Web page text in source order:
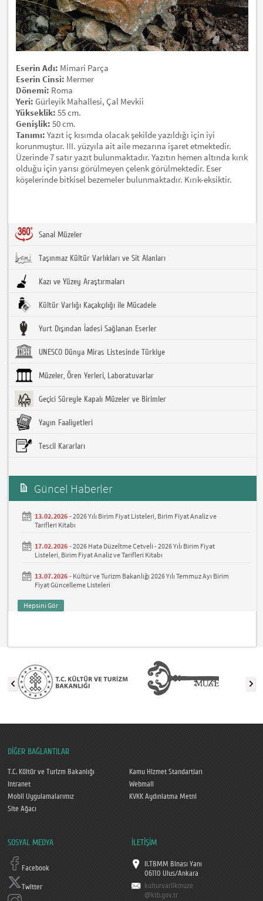
Eserin Adı: Mimari Parça
Eserin Cinsi: Mermer
Dönemi: Roma
Yeri:Gürleyik Mahallesi, Çal Mevkii
Yükseklik: 55 cm.
Genişlik: 50 cm.
Tanımı: Yazıt iç kısımda olacak şekilde yazıldığı için iyi
korunmuştur. III. yüzyıla ait aile mezarına işaret etmektedir.
Üzerinde 7 satır yazıt bulunmaktadır. Yazıtın hemen altında kırık
olduğu için yarısı görülmeyen çelenk görülmektedir. Eser
köşelerinde bitkisel bezemeler bulunmaktadır. Kırık-eksiktir.
Sanal Müzeler
Taşınmaz Kültür Varlıkları ve Sit Alanları
Kazı ve Yüzey Araştırmaları
Kültür Varlığı Kaçakçılığı ile Mücadele
Yurt Dışından İadesi Sağlanan Eserler
UNESCO Dünya Miras Listesinde Türkiye
Müzeler, Ören Yerleri, Laboratuvarlar
Geçici Süreyle Kapalı Müzeler ve Birimler
Yayın Faaliyetleri
Tescil Kararları
Güncel Haberler
13.02.2026 -2026 Yılı Birim Fiyat Listeleri, Birim Fiyat Analiz ve
Tarifleri Kitabı
17.02.2026 -2026 Hata Düzeltme Cetveli - 2026 Yılı Birim Fiyat
Listeleri, Birim Fiyat Analiz ve Tarifleri Kitabı
13.07.2026 - Kültür ve Turizm Bakanlığı 2026 Yılı Temmuz Ayı Birim
Fiyat Güncelleme Listeleri
Hepsini Gör
DİĞER BAĞLANTILAR
T.C. Kültür ve Turizm Bakanlığı
Kamu Hizmet Standartları
Intranet
Webmail
Mobil Uygulamalarımız
KVKK Aydınlatma Metni
Site Ağacı
SOSYAL MEDYA
Facebook
Twitter
İLETİŞİM
II.TBMM Binası Yanı
06110 Ulus/Ankara
kulturvarlikmuze
@ktb.gov.tr